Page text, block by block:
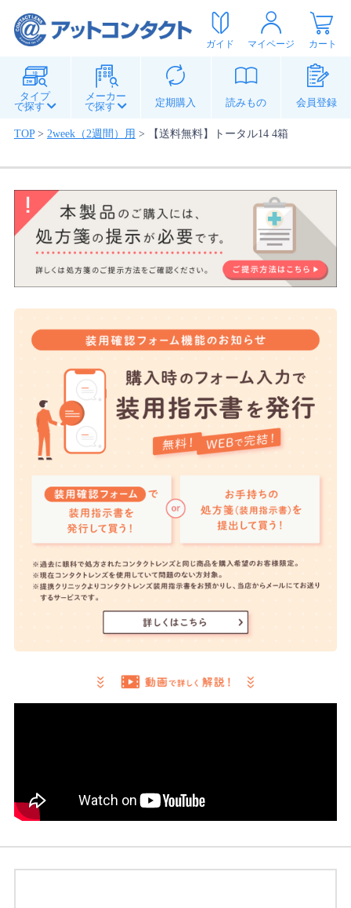
ガイド マイページ カート
タイプ
で探す
メーカー
で探す
定期購入 読みもの 会員登録
TOP> 2week（2週間）用 > 【送料無料】トータル14 4箱